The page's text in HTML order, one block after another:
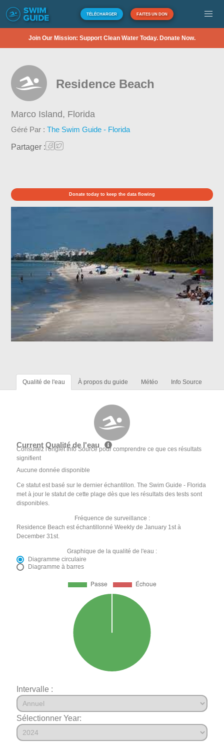
TÉLÉCHARGER FAITES UN DON
Join Our Mission: Support Clean Water Today. Donate Now.
Residence Beach
Marco Island, Florida
Géré Par :The Swim Guide - Florida
Partager :
Donate today to keep the data flowing
Qualité de l'eau À propos du guide Météo Info Source
Current Qualité de l'eau
Consultez l'onglet Info Source pour comprendre ce que ces résultats
signifient
Aucune donnée disponible
Ce statut est basé sur le dernier échantillon. The Swim Guide - Florida
met à jour le statut de cette plage dès que les résultats des tests sont
disponibles.
Fréquence de surveillance :
Residence Beach est échantillonné Weekly de January 1st à
December 31st.
Graphique de la qualité de l'eau :
Diagramme circulaire
Diagramme à barres
Intervalle :
Sélectionner Year: